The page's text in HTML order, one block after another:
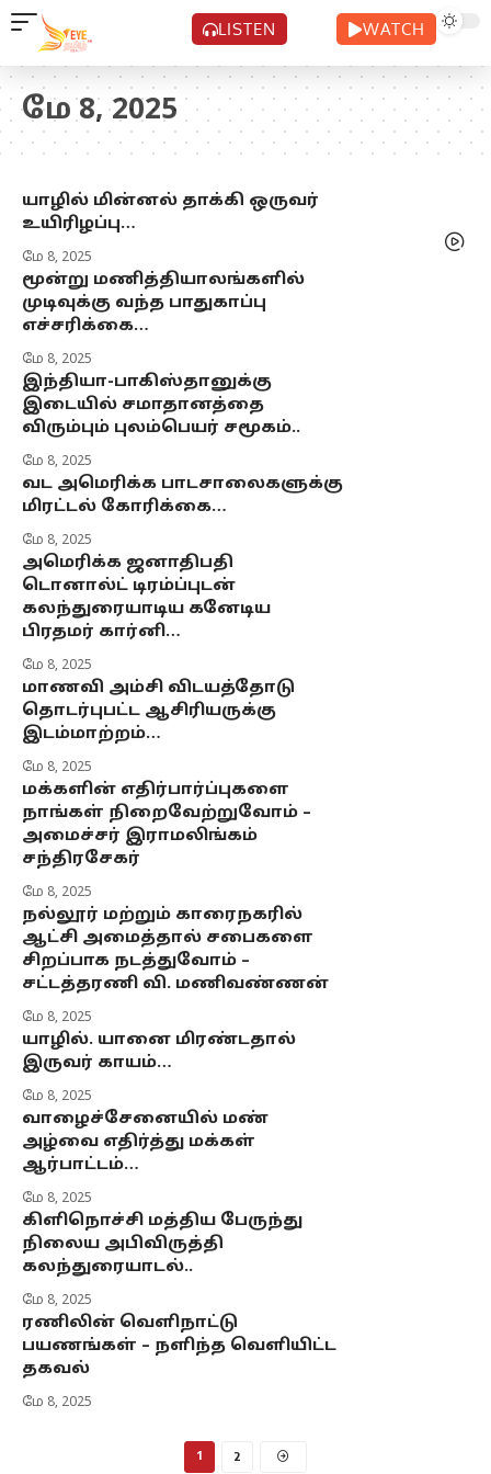
LISTEN WATCH
மே 8, 2025
யாழில் மின்னல் தாக்கி ஒருவர்
உயிரிழப்பு…
மே 8, 2025
மூன்று மணித்தியாலங்களில்
முடிவுக்கு வந்த பாதுகாப்பு
எச்சரிக்கை…
மே 8, 2025
இந்தியா-பாகிஸ்தானுக்கு
இடையில் சமாதானத்தை
விரும்பும் புலம்பெயர் சமூகம்..
மே 8, 2025
வட அமெரிக்க பாடசாலைகளுக்கு
மிரட்டல் கோரிக்கை…
மே 8, 2025
அமெரிக்க ஜனாதிபதி
டொனால்ட் டிரம்ப்புடன்
கலந்துரையாடிய கனேடிய
பிரதமர் கார்னி…
மே 8, 2025
மாணவி அம்சி விடயத்தோடு
தொடர்புபட்ட ஆசிரியருக்கு
இடம்மாற்றம்…
மே 8, 2025
மக்களின் எதிர்பார்ப்புகளை
நாங்கள் நிறைவேற்றுவோம் –
அமைச்சர் இராமலிங்கம்
சந்திரசேகர்
மே 8, 2025
நல்லூர் மற்றும் காரைநகரில்
ஆட்சி அமைத்தால் சபைகளை
சிறப்பாக நடத்துவோம் –
சட்டத்தரணி வி. மணிவண்ணன்
மே 8, 2025
யாழில். யானை மிரண்டதால்
இருவர் காயம்…
மே 8, 2025
வாழைச்சேனையில் மண்
அழ்வை எதிர்த்து மக்கள்
ஆர்பாட்டம்…
மே 8, 2025
கிளிநொச்சி மத்திய பேருந்து
நிலைய அபிவிருத்தி
கலந்துரையாடல்..
மே 8, 2025
ரணிலின் வெளிநாட்டு
பயணங்கள் – நளிந்த வெளியிட்ட
தகவல்
மே 8, 2025
1 2